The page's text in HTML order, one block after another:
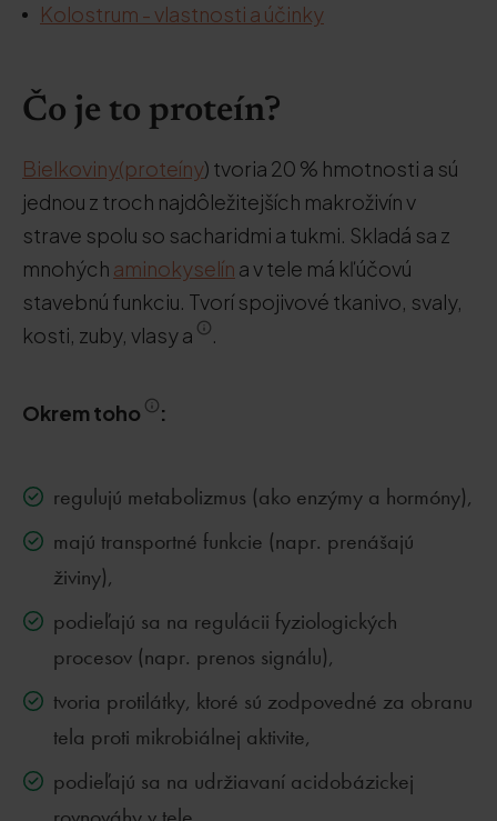
Kolostrum - vlastnosti a účinky
Čo je to proteín?
Bielkoviny(proteíny) tvoria 20 % hmotnosti a sú
jednou z troch najdôležitejších makroživín v
strave spolu so sacharidmi a tukmi. Skladá sa z
mnohých aminokyselín a v tele má kľúčovú
stavebnú funkciu. Tvorí spojivové tkanivo, svaly,
kosti, zuby, vlasy a
.
Okrem toho :
regulujú metabolizmus (ako enzýmy a hormóny),
majú transportné funkcie (napr. prenášajú
živiny),
podieľajú sa na regulácii fyziologických
procesov (napr. prenos signálu),
tvoria protilátky, ktoré sú zodpovedné za obranu
tela proti mikrobiálnej aktivite,
podieľajú sa na udržiavaní acidobázickej